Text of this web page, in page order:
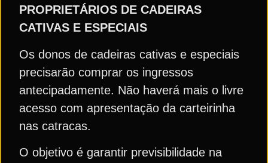
PROPRIETÁRIOS DE CADEIRAS
CATIVAS E ESPECIAIS
Os donos de cadeiras cativas e especiais
precisarão comprar os ingressos
antecipadamente. Não haverá mais o livre
acesso com apresentação da carteirinha
nas catracas.
O objetivo é garantir previsibilidade na